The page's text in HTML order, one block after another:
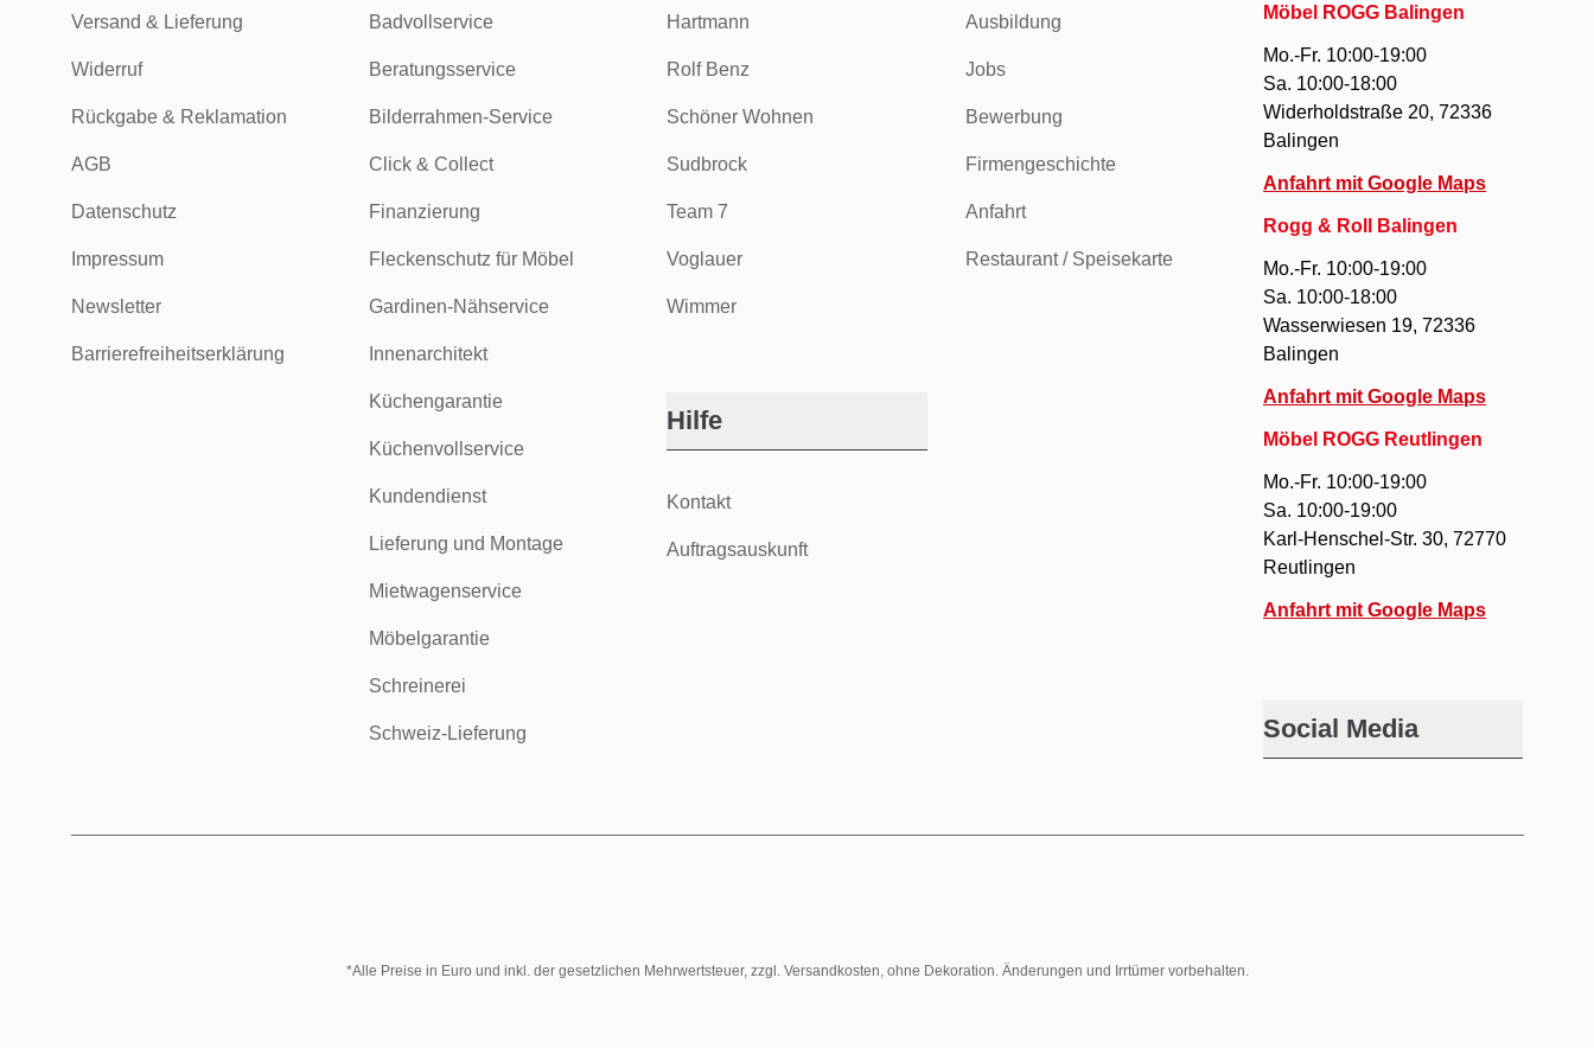
Versand & Lieferung
Widerruf
Rückgabe & Reklamation
AGB
Datenschutz
Impressum
Newsletter
Barrierefreiheitserklärung
Badvollservice
Beratungsservice
Bilderrahmen-Service
Click & Collect
Finanzierung
Fleckenschutz für Möbel
Gardinen-Nähservice
Innenarchitekt
Küchengarantie
Küchenvollservice
Kundendienst
Lieferung und Montage
Mietwagenservice
Möbelgarantie
Schreinerei
Schweiz-Lieferung
Hartmann
Rolf Benz
Schöner Wohnen
Sudbrock
Team 7
Voglauer
Wimmer
Hilfe
Kontakt
Auftragsauskunft
Ausbildung
Jobs
Bewerbung
Firmengeschichte
Anfahrt
Restaurant / Speisekarte
Möbel ROGG Balingen
Mo.-Fr. 10:00-19:00
Sa. 10:00-18:00
Widerholdstraße 20, 72336
Balingen
Anfahrt mit Google Maps
Rogg & Roll Balingen
Mo.-Fr. 10:00-19:00
Sa. 10:00-18:00
Wasserwiesen 19, 72336
Balingen
Anfahrt mit Google Maps
Möbel ROGG Reutlingen
Mo.-Fr. 10:00-19:00
Sa. 10:00-19:00
Karl-Henschel-Str. 30, 72770
Reutlingen
Anfahrt mit Google Maps
Social Media
*Alle Preise in Euro und inkl. der gesetzlichen Mehrwertsteuer, zzgl. Versandkosten, ohne Dekoration. Änderungen und Irrtümer vorbehalten.